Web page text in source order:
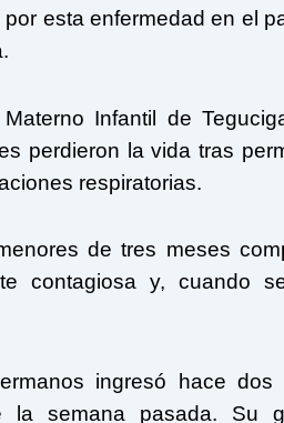
esta enfermedad en el
Infantil de
perdieron la vida tras
respiratorias.
de tres meses
contagiosa y, cuando
ingresó hace dos
semana pasada. Su